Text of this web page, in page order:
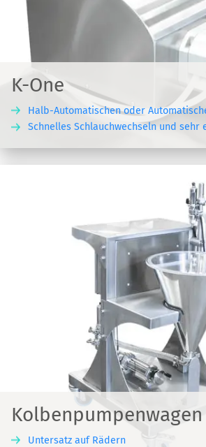
K-One
Halb-Automatischen oder
Schnelles Schlauchwechseln und sehr
Kolbenpumpenwagen
Untersatz auf Rädern